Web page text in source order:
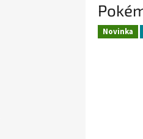
Novinka